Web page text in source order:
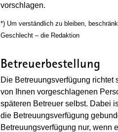
vorschlagen.
*) Um verständlich zu bleiben,
Geschlecht – die Redaktion
Betreuerbestellung
Die Betreuungsverfügung
von Ihnen vorgeschlagenen
späteren Betreuer selbst. Dabei
die Betreuungsverfügung
Betreuungsverfügung nur, wenn